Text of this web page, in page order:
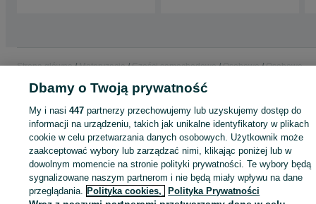
Strona główna Motoryzacja Części samochodowe Osobowe
Osobowe -
KATEGORIA
ID:909559004 Wyświetlenia:
Zadzwoń / SMS Wyślij wiadomość
Dbamy o Twoją prywatność
My i nasi447 partnerzy przechowujemy lub uzyskujemy dostęp do
informacji na urządzeniu, takich jak unikalne identyfikatory w plikach
cookie w celu przetwarzania danych osobowych. Użytkownik może
zaakceptować wybory lub zarządzać nimi, klikając poniżej lub w
dowolnym momencie na stronie polityki prywatności. Te wybory będą
sygnalizowane naszym partnerom i nie będą miały wpływu na dane
przeglądania. Polityka cookies, Polityka Prywatności